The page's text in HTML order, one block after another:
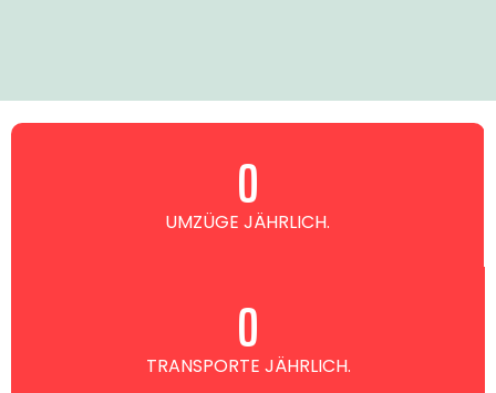
UMZÜGE JÄHRLICH.
0
TRANSPORTE JÄHRLICH.
0